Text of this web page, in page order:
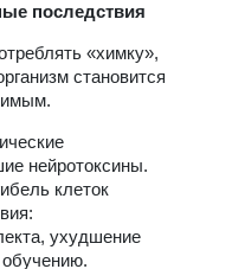
последствия
«химку»,
становится
нейротоксины.
клеток
ухудшение
обучению.